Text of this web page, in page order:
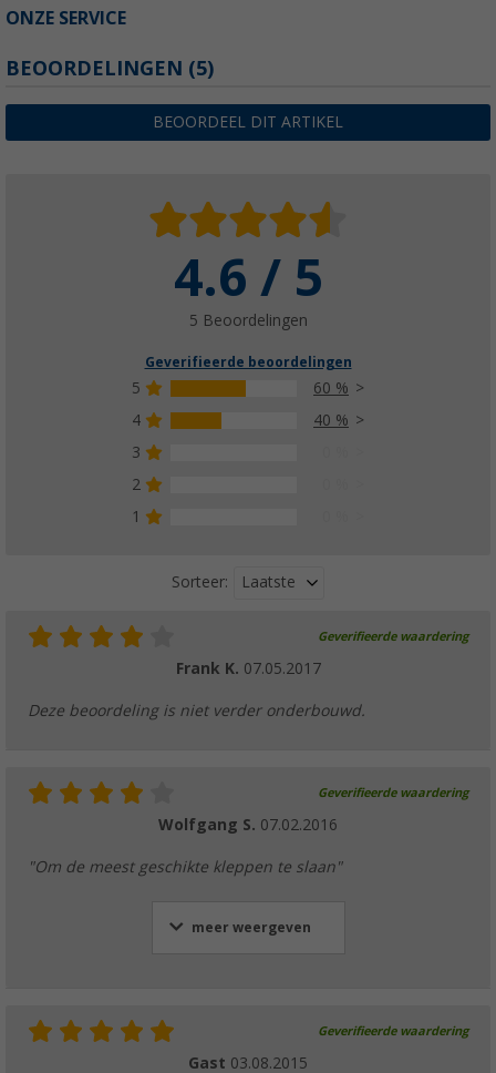
ONZE SERVICE
BEOORDELINGEN (5)
BEOORDEEL DIT ARTIKEL
4.6 / 5
5 Beoordelingen
Geverifieerde beoordelingen
5
60 %
4
40 %
3
2
1
Sorteer: Laatste
Geverifieerde waardering
Frank K. 07.05.2017
Deze beoordeling is niet verder onderbouwd.
Geverifieerde waardering
Wolfgang S. 07.02.2016
"Om de meest geschikte kleppen te slaan"
meer weergeven
Geverifieerde waardering
Gast 03.08.2015